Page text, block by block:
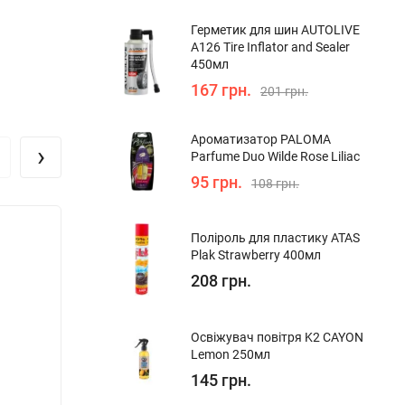
›
Герметик для шин AUTOLIVE
A126 Tire Inflator and Sealer
450мл
167 грн. 201 грн.
Ароматизатор PALOMA
Parfume Duo Wilde Rose Liliac
95 грн. 108 грн.
Поліроль для пластику ATAS
Plak Strawberry 400мл
208 грн.
Освіжувач повітря K2 CAYON
Lemon 250мл
145 грн.